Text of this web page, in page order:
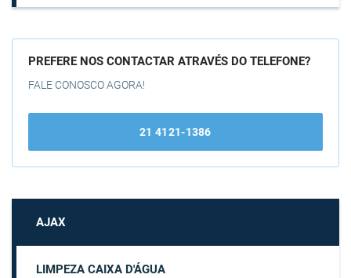
PREFERE NOS CONTACTAR ATRAVÉS DO TELEFONE?
FALE CONOSCO AGORA!
21 4121-1386
AJAX
LIMPEZA CAIXA D'ÁGUA